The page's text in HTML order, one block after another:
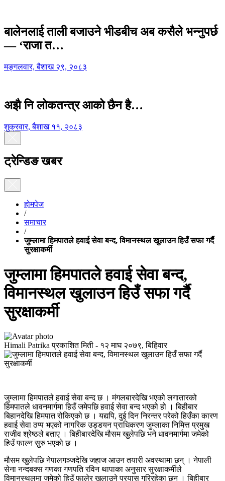
बालेनलाई ताली बजाउने भीडबीच अब कसैले भन्नुपर्छ
— ‘राजा त…
मङ्गलवार, बैशाख २९, २०८३
अझै नि लोकतन्त्र आको छैन है…
शुक्रवार, बैशाख ११, २०८३
ट्रेन्डिङ खबर
होमपेज
/
समाचार
/
जुम्लामा हिमपातले हवाई सेवा बन्द, विमानस्थल खुलाउन हिउँ सफा गर्दै
सुरक्षाकर्मी
जुम्लामा हिमपातले हवाई सेवा बन्द,
विमानस्थल खुलाउन हिउँ सफा गर्दै
सुरक्षाकर्मी
Himali Patrika प्रकाशित मिती - १२ माघ २०७९, बिहिवार
जुम्लामा हिमपातले हवाई सेवा बन्द छ । मंगलबारदेखि भएको लगातारको
हिमपातले धावनमार्गमा हिउँ जमेपछि हवाई सेवा बन्द भएको हो । बिहीबार
बिहानदेखि हिमपात रोकिएको छ । यद्यपि, दुई दिन निरन्तर परेको हिउँका कारण
हवाई सेवा ठप्प भएको नागरिक उड्डयन प्राधिकरण जुम्लाका निमित्त प्रमुख
राजीव श्रेष्ठले बताए । बिहीबारदेखि मौसम खुलेपछि भने धावनमार्गमा जमेको
हिउँ फाल्न सुरु भएको छ ।
मौसम खुलेपछि नेपालगञ्जदेखि जहाज आउन तयारी अवस्थामा छन् । नेपाली
सेना नन्दबक्स गणका गणपति रविन थापाका अनुसार सुरक्षाकर्मीले
विमानस्थलमा जमेको हिउँ फालेर खुलाउने प्रयास गरिरहेका छन् । बिहीबार